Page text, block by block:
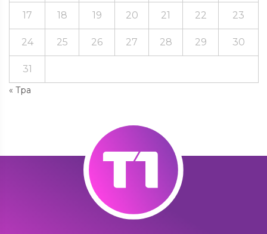
« Тра
17 18 19 20 21 22 23
24 25 26 27 28 29 30
31